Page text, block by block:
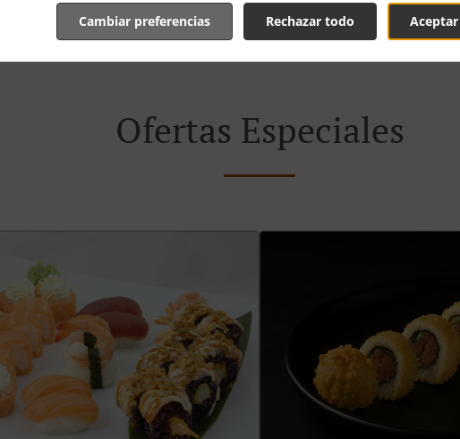
Rechazar todo
Cambiar preferencias
Ofertas Especiales